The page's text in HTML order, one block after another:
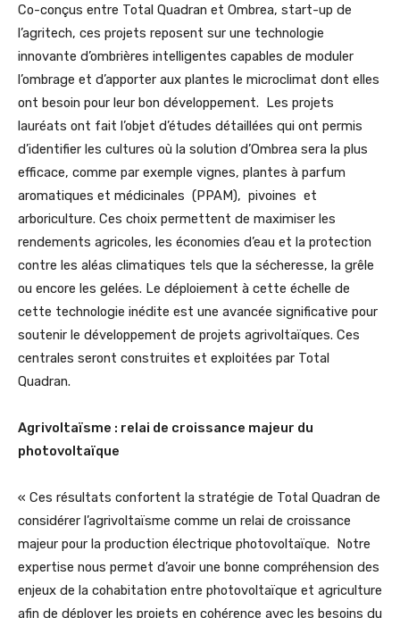
Co-conçus entre Total Quadran et Ombrea, start-up de
l’agritech, ces projets reposent sur une technologie
innovante d’ombrières intelligentes capables de moduler
l’ombrage et d’apporter aux plantes le microclimat dont elles
ont besoin pour leur bon développement. Les projets
lauréats ont fait l’objet d’études détaillées qui ont permis
d’identifier les cultures où la solution d’Ombrea sera la plus
efficace, comme par exemple vignes, plantes à parfum
aromatiques et médicinales (PPAM), pivoines et
arboriculture. Ces choix permettent de maximiser les
rendements agricoles, les économies d’eau et la protection
contre les aléas climatiques tels que la sécheresse, la grêle
ou encore les gelées. Le déploiement à cette échelle de
cette technologie inédite est une avancée significative pour
soutenir le développement de projets agrivoltaïques. Ces
centrales seront construites et exploitées par Total
Quadran.
Agrivoltaïsme : relai de croissance majeur du
photovoltaïque
« Ces résultats confortent la stratégie de Total Quadran de
considérer l’agrivoltaïsme comme un relai de croissance
majeur pour la production électrique photovoltaïque. Notre
expertise nous permet d’avoir une bonne compréhension des
enjeux de la cohabitation entre photovoltaïque et agriculture
afin de déployer les projets en cohérence avec les besoins du